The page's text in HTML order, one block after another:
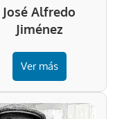
José Alfredo
Jiménez
Ver más